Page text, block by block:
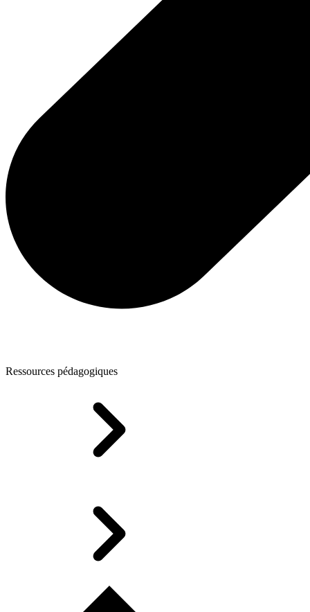
Ressources pédagogiques